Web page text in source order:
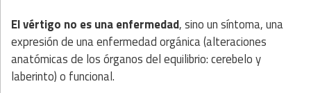
El vértigo no es una enfermedad, sino un síntoma, una
expresión de una enfermedad orgánica (alteraciones
anatómicas de los órganos del equilibrio: cerebelo y
laberinto) o funcional.